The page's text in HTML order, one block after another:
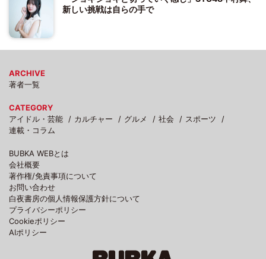
新しい挑戦は自らの手で
ARCHIVE
著者一覧
CATEGORY
アイドル・芸能
カルチャー グルメ 社会
スポーツ
連載・コラム
BUBKA WEBとは
会社概要
著作権/免責事項について
お問い合わせ
白夜書房の個人情報保護方針について
プライバシーポリシー
Cookieポリシー
AIポリシー